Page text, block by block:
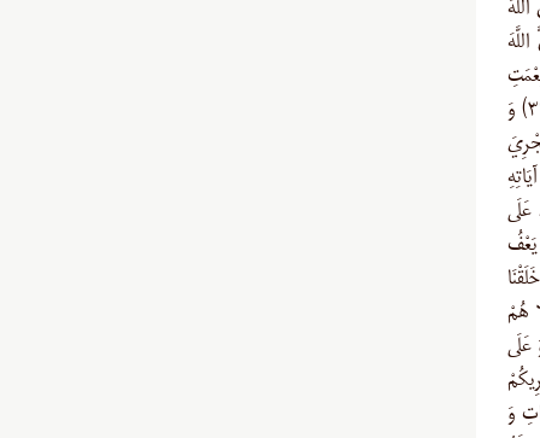
أَلَمْ تَرَ أَنَّ اللَّهَ
بِنِعْمَتِ
اللَّهِ لِيُرِيَكُم مِّنْ آيَاتِهِ إِنَّ فِي ذَلِكَ لَآيَاتٍ لِّكُلِّ صَبَّارٍ شَكُورٍ (لقمان/۳۱) وَ
(روم/۴۶) وَ مِنْ آيَاتِهِ
عَلَى
يَعْفُ
خَلَقْنَا
هُمْ
وَ عَلَيْهَا وَ عَلَى
يُرِيكُمْ
وَ